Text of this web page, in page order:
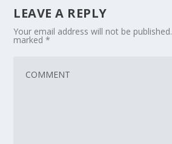
LEAVE A REPLY
Your email address will not be published.
marked*